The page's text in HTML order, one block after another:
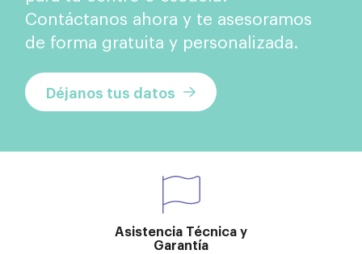
Contáctanos ahora y te asesoramos
de forma gratuita y personalizada.
Déjanos tus datos
Asistencia Técnica y
Garantía